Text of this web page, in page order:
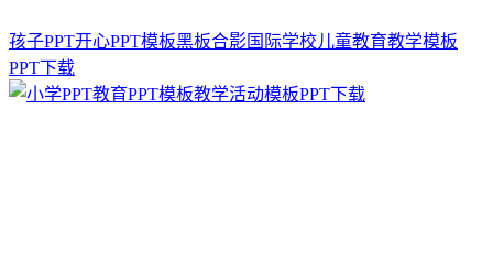
孩子PPT开心PPT模板黑板合影国际学校儿童教育教学模板
PPT下载